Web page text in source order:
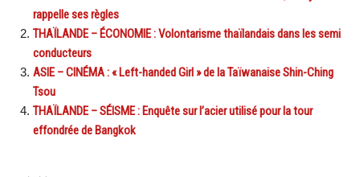
rappelle ses règles
THAÏLANDE – ÉCONOMIE : Volontarisme thaïlandais dans les semi
conducteurs
ASIE – CINÉMA : « Left-handed Girl » de la Taïwanaise Shin-Ching
Tsou
THAÏLANDE – SÉISME : Enquête sur l’acier utilisé pour la tour
effondrée de Bangkok